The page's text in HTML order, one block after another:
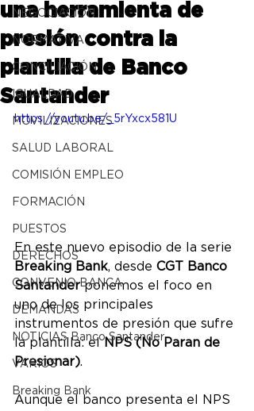
NEGOCIACIÓN
NORMATIVA
CONCILIACIÓN
IGUALDAD
MOVILIZACIONES
SALUD LABORAL
COMISIÓN EMPLEO
FORMACIÓN
PUESTOS
DERECHOS
CONVENIO BANCA
DEMANDAS
NOTICIAS Banco Santander
VARIOS
Breaking Bank
una herramienta de
presión contra la
plantilla de Banco
Santander
https://youtu.be/_5rYxcx581U
En este nuevo episodio de la serie
Breaking Bank, desde CGT Banco
Santander ponemos el foco en
uno de los principales
instrumentos de presión que sufre
la plantilla: el NPS (No Paran de
Presionar).
Aunque el banco presenta el NPS